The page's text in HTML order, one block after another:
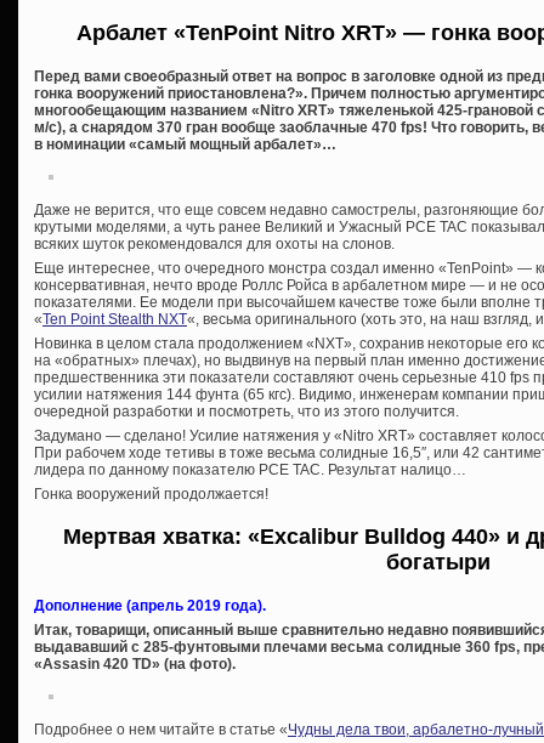
Арбалет «TenPoint Nitro XRT» — гонка
Перед вами своеобразный ответ на вопрос в заголовке одной из
гонка вооружений приостановлена?». Причем полностью
многообещающим названием «Nitro XRT» тяжеленькой 425-грановой
м/с), а снарядом 370 гран вообще заоблачные 470 fps! Что говорить,
в номинации «самый мощный арбалет»…
Даже не верится, что еще совсем недавно самострелы, разгоняющие
крутыми моделями, а чуть ранее Великий и Ужасный PCE TAC
всяких шуток рекомендовался для охоты на слонов.
Еще интереснее, что очередного монстра создал именно «TenPoint» —
консервативная, нечто вроде Роллс Ройса в арбалетном мире — и не
показателями. Ее модели при высочайшем качестве тоже были вполне
«Ten Point Stealth NXT«, весьма оригинального (хоть это, на наш взгляд,
Новинка в целом стала продолжением «NXT», сохранив некоторые его
на «обратных» плечах), но выдвинув на первый план именно
предшественника эти показатели составляют очень серьезные 410 fps
усилии натяжения 144 фунта (65 кгс). Видимо, инженерам компании
очередной разработки и посмотреть, что из этого получится.
Задумано — сделано! Усилие натяжения у «Nitro XRT» составляет
При рабочем ходе тетивы в тоже весьма солидные 16,5″, или 42
лидера по данному показателю PCE TAC. Результат налицо…
Гонка вооружений продолжается!
Мертвая хватка: «Excalibur Bulldog 440» и
богатыри
Дополнение (апрель 2019 года).
Итак, товарищи, описанный выше сравнительно недавно
выдававший с 285-фунтовыми плечами весьма солидные 360 fps,
«Assasin 420 TD» (на фото).
Подробнее о нем читайте в статье «Чудны дела твои, арбалетно-